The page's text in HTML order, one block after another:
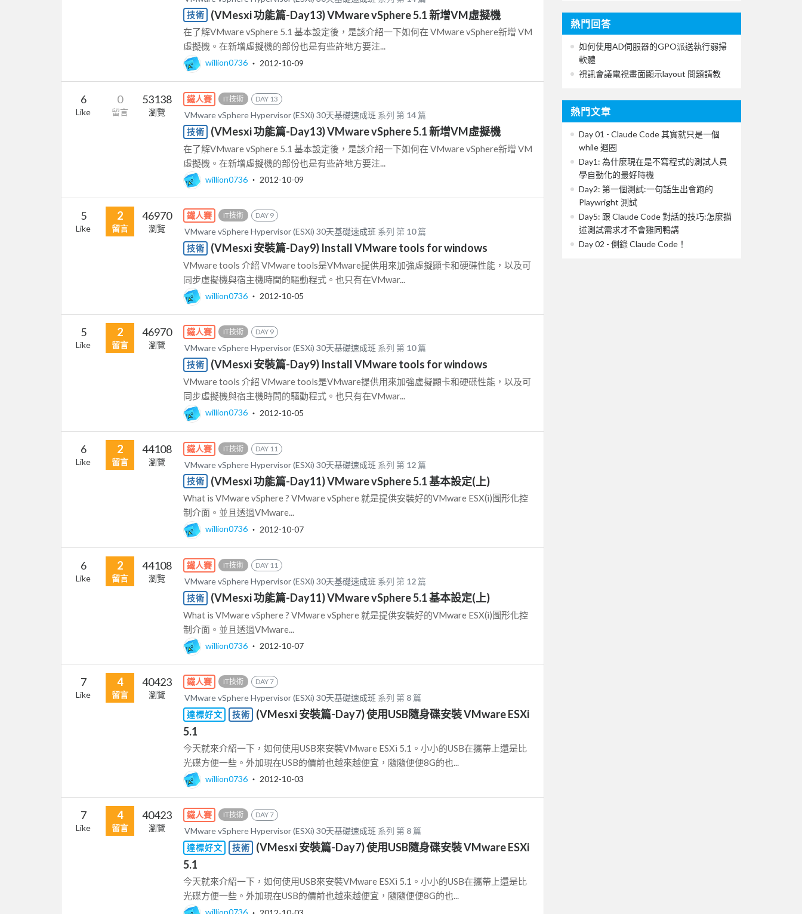
技術
(VMesxi 功能篇-Day13) VMware vSphere 5.1 新增VM虛擬機
在了解VMware vSphere 5.1 基本設定後，是該介紹一下如何在 VMware vSphere新增 VM
虛擬機。在新增虛擬機的部份也是有些許地方要注...
willion0736 ‧ 2012-10-09
6
Like
0
留言
53138
瀏覽
鐵人賽 IT技術 DAY 13
VMware vSphere Hypervisor (ESXi) 30天基礎速成班 系列 第 14 篇
技術
(VMesxi 功能篇-Day13) VMware vSphere 5.1 新增VM虛擬機
在了解VMware vSphere 5.1 基本設定後，是該介紹一下如何在 VMware vSphere新增 VM
虛擬機。在新增虛擬機的部份也是有些許地方要注...
willion0736 ‧ 2012-10-09
5
Like
2
留言
46970
瀏覽
鐵人賽 IT技術 DAY 9
VMware vSphere Hypervisor (ESXi) 30天基礎速成班 系列 第 10篇
技術
(VMesxi 安裝篇-Day9) Install VMware tools for windows
VMware tools 介紹 VMware tools是VMware提供用來加強虛擬顯卡和硬碟性能，以及可
同步虛擬機與宿主機時間的驅動程式。也只有在VMwar...
willion0736 ‧ 2012-10-05
5
Like
2
留言
46970
瀏覽
鐵人賽 IT技術 DAY 9
VMware vSphere Hypervisor (ESXi) 30天基礎速成班 系列 第 10篇
技術
(VMesxi 安裝篇-Day9) Install VMware tools for windows
VMware tools 介紹 VMware tools是VMware提供用來加強虛擬顯卡和硬碟性能，以及可
同步虛擬機與宿主機時間的驅動程式。也只有在VMwar...
willion0736 ‧ 2012-10-05
6
Like
2
留言
44108
瀏覽
鐵人賽 IT技術 DAY 11
VMware vSphere Hypervisor (ESXi) 30天基礎速成班 系列 第 12 篇
技術
(VMesxi 功能篇-Day11) VMware vSphere 5.1 基本設定(上)
What is VMware vSphere ? VMware vSphere 就是提供安裝好的VMware ESX(i)圖形化控
制介面。並且透過VMware...
willion0736 ‧ 2012-10-07
6
Like
2
留言
44108
瀏覽
鐵人賽 IT技術 DAY 11
VMware vSphere Hypervisor (ESXi) 30天基礎速成班 系列 第 12 篇
技術
(VMesxi 功能篇-Day11) VMware vSphere 5.1 基本設定(上)
What is VMware vSphere ? VMware vSphere 就是提供安裝好的VMware ESX(i)圖形化控
制介面。並且透過VMware...
willion0736 ‧ 2012-10-07
7
Like
4
留言
40423
瀏覽
鐵人賽 IT技術 DAY 7
VMware vSphere Hypervisor (ESXi) 30天基礎速成班 系列 第 8 篇
達標好文
技術
(VMesxi 安裝篇-Day7) 使用USB隨身碟安裝 VMware ESXi
5.1
今天就來介紹一下，如何使用USB來安裝VMware ESXi 5.1。小小的USB在攜帶上還是比
光碟方便一些。外加現在USB的價前也越來越便宜，隨隨便便8G的也...
willion0736 ‧ 2012-10-03
7
Like
4
留言
40423
瀏覽
鐵人賽 IT技術 DAY 7
VMware vSphere Hypervisor (ESXi) 30天基礎速成班 系列 第 8 篇
達標好文
技術
(VMesxi 安裝篇-Day7) 使用USB隨身碟安裝 VMware ESXi
5.1
今天就來介紹一下，如何使用USB來安裝VMware ESXi 5.1。小小的USB在攜帶上還是比
光碟方便一些。外加現在USB的價前也越來越便宜，隨隨便便8G的也...
willion0736 ‧ 2012-10-03
熱門回答
如何使用AD伺服器的GPO派送執行弱掃
軟體
視訊會議電視畫面顯示layout 問題請教
熱門文章
Day 01 - Claude Code 其實就只是一個
while 迴圈
Day1: 為什麼現在是不寫程式的測試人員
學自動化的最好時機
Day2: 第一個測試:一句話生出會跑的
Playwright 測試
Day5: 跟 Claude Code 對話的技巧:怎麼描
述測試需求才不會雞同鴨講
Day 02 - 側錄 Claude Code！